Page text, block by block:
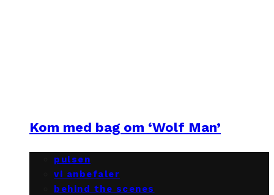
Kom med bag om ‘Wolf Man’
pulsen
vi anbefaler
behind the scenes